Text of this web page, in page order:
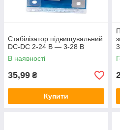
Стабілізатор підвищувальний
DC-DC 2-24 В — 3-28 В
В наявності
35,99 ₴
Купити